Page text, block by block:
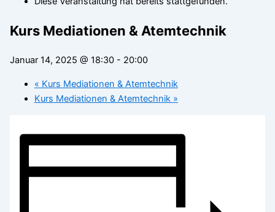
Kurs Mediationen & Atemtechnik
Januar 14, 2025 @ 18:30- 20:00
« Kurs Mediationen & Atemtechnik
Kurs Mediationen & Atemtechnik »